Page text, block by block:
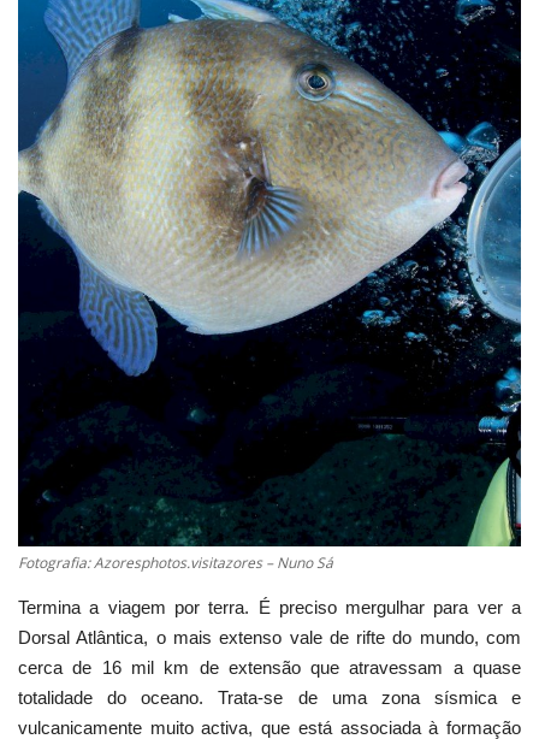
Estatuto Editorial
Saúde
Ficha técnica
Cultura
Ambiente
Fotografia: Azoresphotos.visitazores – Nuno Sá
Termina a viagem por terra. É preciso mergulhar para ver a
Dorsal Atlântica, o mais extenso vale de rifte do mundo, com
cerca de 16 mil km de extensão que atravessam a quase
totalidade do oceano. Trata-se de uma zona sísmica e
vulcanicamente muito activa, que está associada à formação